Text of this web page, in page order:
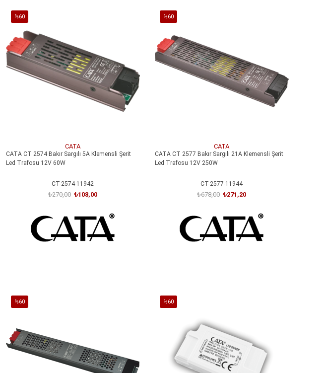
%60
İndirim
%60İndirim
CATA
CATA CT 2574 Bakır Sargılı 5A Klemensli Şerit
Led Trafosu 12V 60W
CT-2574-11942
₺108,00
₺270,00
%60
%60İndirim
CATA
CATA CT 2577 Bakır Sargılı 21A Klemensli Şerit
Led Trafosu 12V 250W
CT-2577-11944
₺271,20
₺678,00
%60
%60
%60İndirim